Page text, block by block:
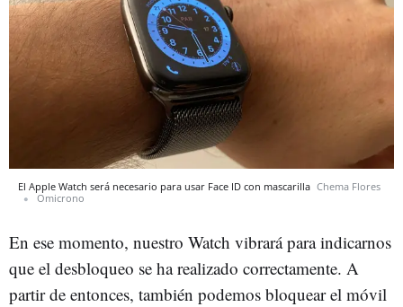
El Apple Watch será necesario para usar Face ID con mascarilla Chema Flores
Omicrono
En ese momento, nuestro Watch vibrará para indicarnos
que el desbloqueo se ha realizado correctamente. A
partir de entonces, también podemos bloquear el móvil